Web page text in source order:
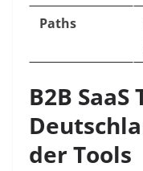
Paths
B2B
der Tools